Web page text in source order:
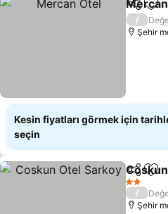
Paylaş
/
Şehir
Kesin fiyatları görmek için
seçin
Paylaş
2 Yıldız
/
Şehir